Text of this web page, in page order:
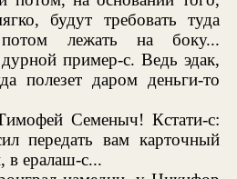
будут требовать туда
лежать на боку...
пример-с. Ведь эдак,
полезет даром деньги-то
Семеныч! Кстати-с:
передать вам карточный
в ералаш-с...